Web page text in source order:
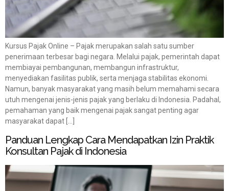
Kursus Pajak Online – Pajak merupakan salah satu sumber
penerimaan terbesar bagi negara. Melalui pajak, pemerintah dapat
membiayai pembangunan, membangun infrastruktur,
menyediakan fasilitas publik, serta menjaga stabilitas ekonomi.
Namun, banyak masyarakat yang masih belum memahami secara
utuh mengenai jenis-jenis pajak yang berlaku di Indonesia. Padahal,
pemahaman yang baik mengenai pajak sangat penting agar
masyarakat dapat […]
Panduan Lengkap Cara Mendapatkan Izin Praktik
Konsultan Pajak di Indonesia